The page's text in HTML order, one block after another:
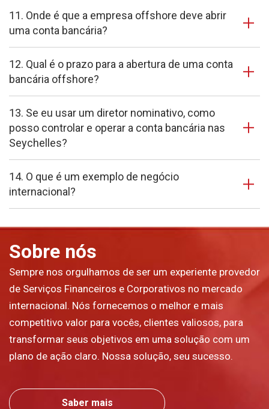
11. Onde é que a empresa offshore deve abrir
uma conta bancária?
12. Qual é o prazo para a abertura de uma conta
bancária offshore?
13. Se eu usar um diretor nominativo, como
posso controlar e operar a conta bancária nas
Seychelles?
14. O que é um exemplo de negócio
internacional?
Sobre nós
Sempre nos orgulhamos de ser um experiente provedor
de Serviços Financeiros e Corporativos no mercado
internacional. Nós fornecemos o melhor e mais
competitivo valor para vocês, clientes valiosos, para
transformar seus objetivos em uma solução com um
plano de ação claro. Nossa solução, seu sucesso.
Saber mais